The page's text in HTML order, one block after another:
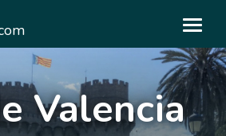
Valencia